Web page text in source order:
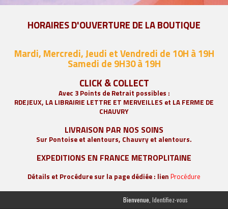
HORAIRES D'OUVERTURE DE LA BOUTIQUE
Mardi, Mercredi, Jeudi et Vendredi de 10H à 19H
Samedi de 9H30 à 19H
CLICK & COLLECT
Avec 3 Points de Retrait possibles :
RDEJEUX, LA LIBRAIRIE LETTRE ET MERVEILLES et LA FERME DE
CHAUVRY
LIVRAISON PAR NOS SOINS
Sur Pontoise et alentours, Chauvry et alentours.
EXPEDITIONS EN FRANCE METROPLITAINE
Détails et Procédure sur la page dédiée : lien Procédure
Bienvenue, Identifiez-vous